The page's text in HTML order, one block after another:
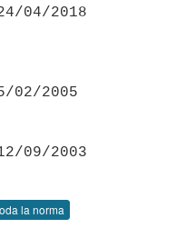
04/2018
02/2005
09/2003
la norma